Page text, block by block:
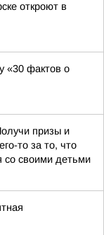
откроют в
«30 фактов о
призы и
то за то, что
со своими детьми